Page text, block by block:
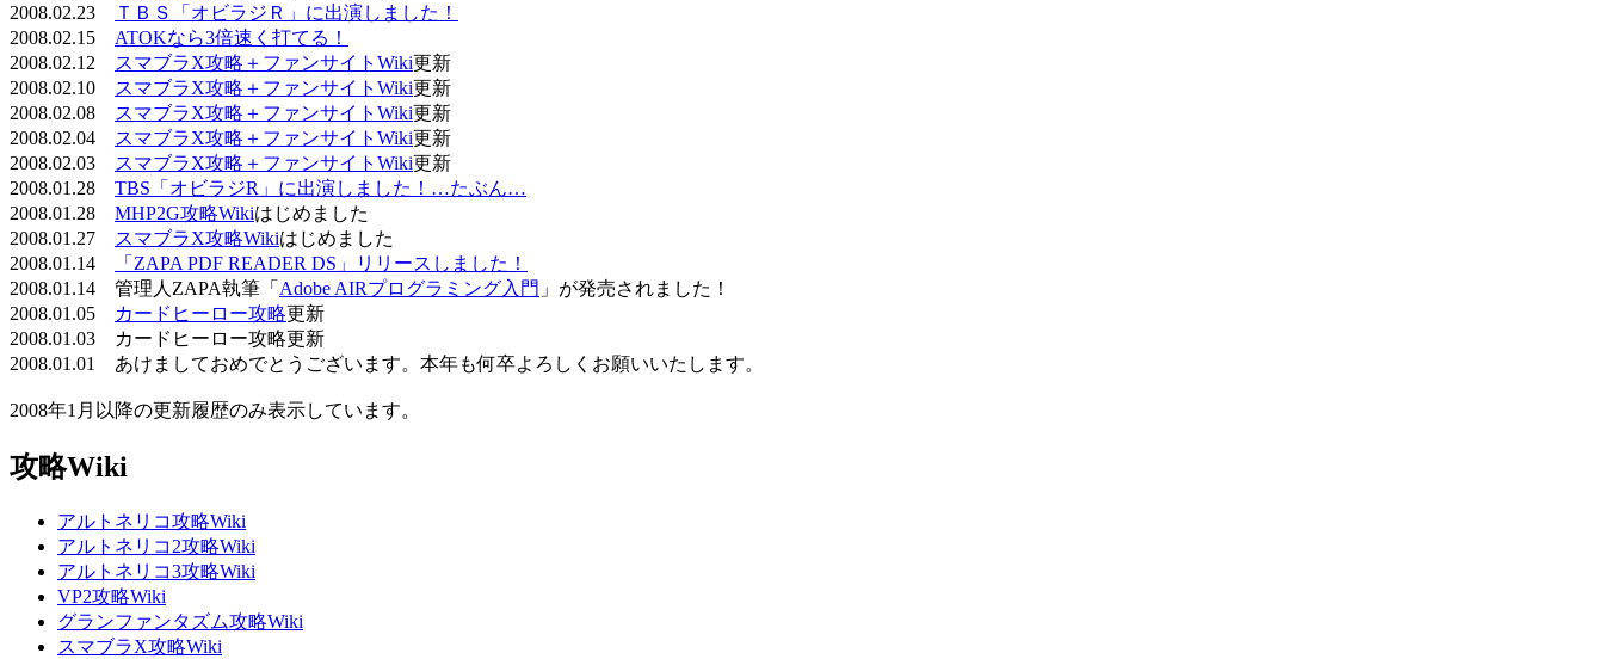
2008.02.23
ＴＢＳ「オビラジＲ」に出演しました！
2008.02.15 ATOKなら3倍速く打てる！
2008.02.12
スマブラX攻略＋ファンサイトWiki更新
2008.02.10
スマブラX攻略＋ファンサイトWiki更新
2008.02.08
スマブラX攻略＋ファンサイトWiki更新
2008.02.04
スマブラX攻略＋ファンサイトWiki更新
2008.02.03
スマブラX攻略＋ファンサイトWiki更新
2008.01.28 TBS「オビラジR」に出演しました！…たぶん…
2008.01.28 MHP2G攻略Wikiはじめました
2008.01.27
スマブラX攻略Wikiはじめました
2008.01.14
「ZAPA PDF READER DS」リリースしました！
2008.01.14 管理人ZAPA執筆「 Adobe AIRプログラミング入門 」が発売されました！
2008.01.05
カードヒーロー攻略更新
2008.01.03 カードヒーロー攻略更新
2008.01.01 あけましておめでとうございます。本年も何卒よろしくお願いいたします。
2008年1月以降の更新履歴のみ表示しています。
攻略Wiki
アルトネリコ攻略Wiki
アルトネリコ2攻略Wiki
アルトネリコ3攻略Wiki
VP2攻略Wiki
グランファンタズム攻略Wiki
スマブラX攻略Wiki